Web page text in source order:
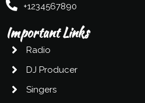
+1234567890
Important Links
Radio
DJ Producer
Singers